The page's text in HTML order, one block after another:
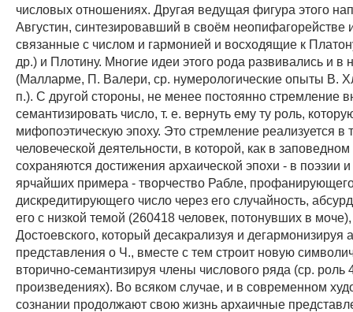
числовых отношениях. Другая ведущая фигура этого
Августин, синтезировавший в своём неопифагорействе
связанные с числом и гармонией и восходящие к
др.) и Плотину. Многие идеи этого рода развивались и в
(Малларме, П. Валери, ср. нумерологические опыты В.
п.). С другой стороны, не менее постоянно стремление
семантизировать число, т. е. вернуть ему ту роль,
мифопоэтическую эпоху. Это стремление реализуется в
человеческой деятельности, в которой, как в
сохраняются достижения архаической эпохи - в поэзии
ярчайших примера - творчество Рабле,
дискредитирующего число через его случайность,
его с низкой темой (260418 человек, потонувших в
Достоевского, который десакрализуя и дегармонизируя
представления о Ч., вместе с тем строит новую
вторично-семантизируя члены числового ряда (ср. роль
произведениях). Во всяком случае, и в современном
сознании продолжают свою жизнь архаичные